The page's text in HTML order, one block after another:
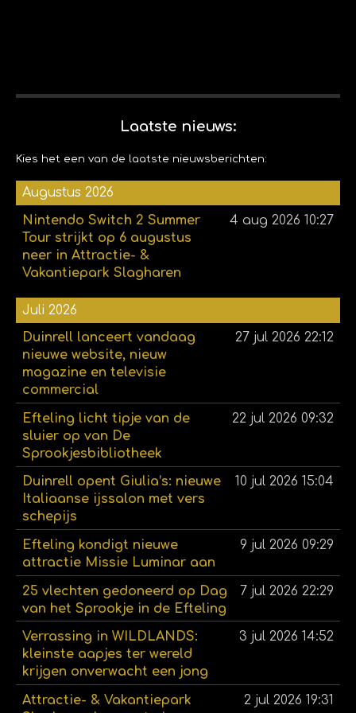
Laatste nieuws:
Kies het een van de laatste nieuwsberichten:
Augustus 2026
Nintendo Switch 2 Summer
Tour strijkt op 6 augustus
neer in Attractie- &
Vakantiepark Slagharen
4 aug 2026 10:27
Juli 2026
Duinrell lanceert vandaag
nieuwe website, nieuw
magazine en televisie
commercial
27 jul 2026 22:12
Efteling licht tipje van de
sluier op van De
Sprookjesbibliotheek
22 jul 2026 09:32
Duinrell opent Giulia’s: nieuwe
Italiaanse ijssalon met vers
schepijs
10 jul 2026 15:04
Efteling kondigt nieuwe
attractie Missie Luminar aan
9 jul 2026 09:29
25 vlechten gedoneerd op Dag
van het Sprookje in de Efteling
7 jul 2026 22:29
Verrassing in WILDLANDS:
kleinste aapjes ter wereld
krijgen onverwacht een jong
3 jul 2026 14:52
Attractie- & Vakantiepark
2 jul 2026 19:31